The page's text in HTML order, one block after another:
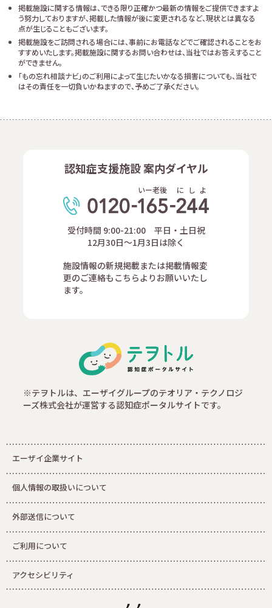
掲載施設に関する情報は、できる限り正確かつ最新の情報をご提供できますよ
う努力しておりますが、掲載した情報が後に変更されるなど、現状とは異なる
点が生じることもございます。
掲載施設をご訪問される場合には、事前にお電話などでご確認されることをお
すすめいたします。掲載施設に関するお問い合わせは、当社ではお答えすること
ができません。
「もの忘れ相談ナビ」のご利用によって生じたいかなる損害についても、当社で
はその責任を一切負いかねますので、予めご了承ください。
認知症支援施設 案内ダイヤル
いー老後 に し よ
受付時間 9:00-21:00 平日・土日祝
12月30日～1月3日は除く
施設情報の新規掲載または掲載情報変
更のご連絡もこちらよりお願いいたし
ます。
※テヲトルは、エーザイグループのテオリア・テクノロジ
ーズ株式会社が運営する認知症ポータルサイトです。
エーザイ企業サイト
個人情報の取扱いについて
外部送信について
ご利用について
アクセシビリティ